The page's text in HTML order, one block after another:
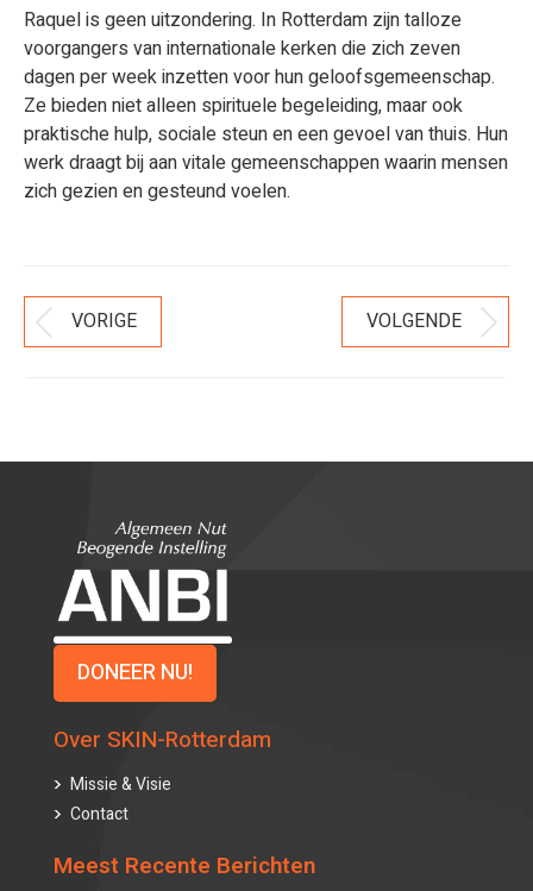
Raquel is geen uitzondering. In Rotterdam zijn talloze
voorgangers van internationale kerken die zich zeven
dagen per week inzetten voor hun geloofsgemeenschap.
Ze bieden niet alleen spirituele begeleiding, maar ook
praktische hulp, sociale steun en een gevoel van thuis. Hun
werk draagt bij aan vitale gemeenschappen waarin mensen
zich gezien en gesteund voelen.
Bericht
Navigatie
VORIGE
bericht
VOLGENDE Volgend
bericht
DONEER NU!
Over SKIN-Rotterdam
Missie & Visie
Contact
Meest Recente Berichten